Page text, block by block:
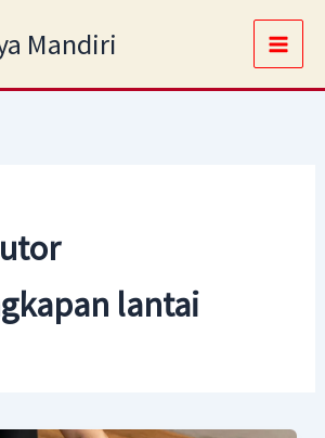
Mandiri
Main
lantai